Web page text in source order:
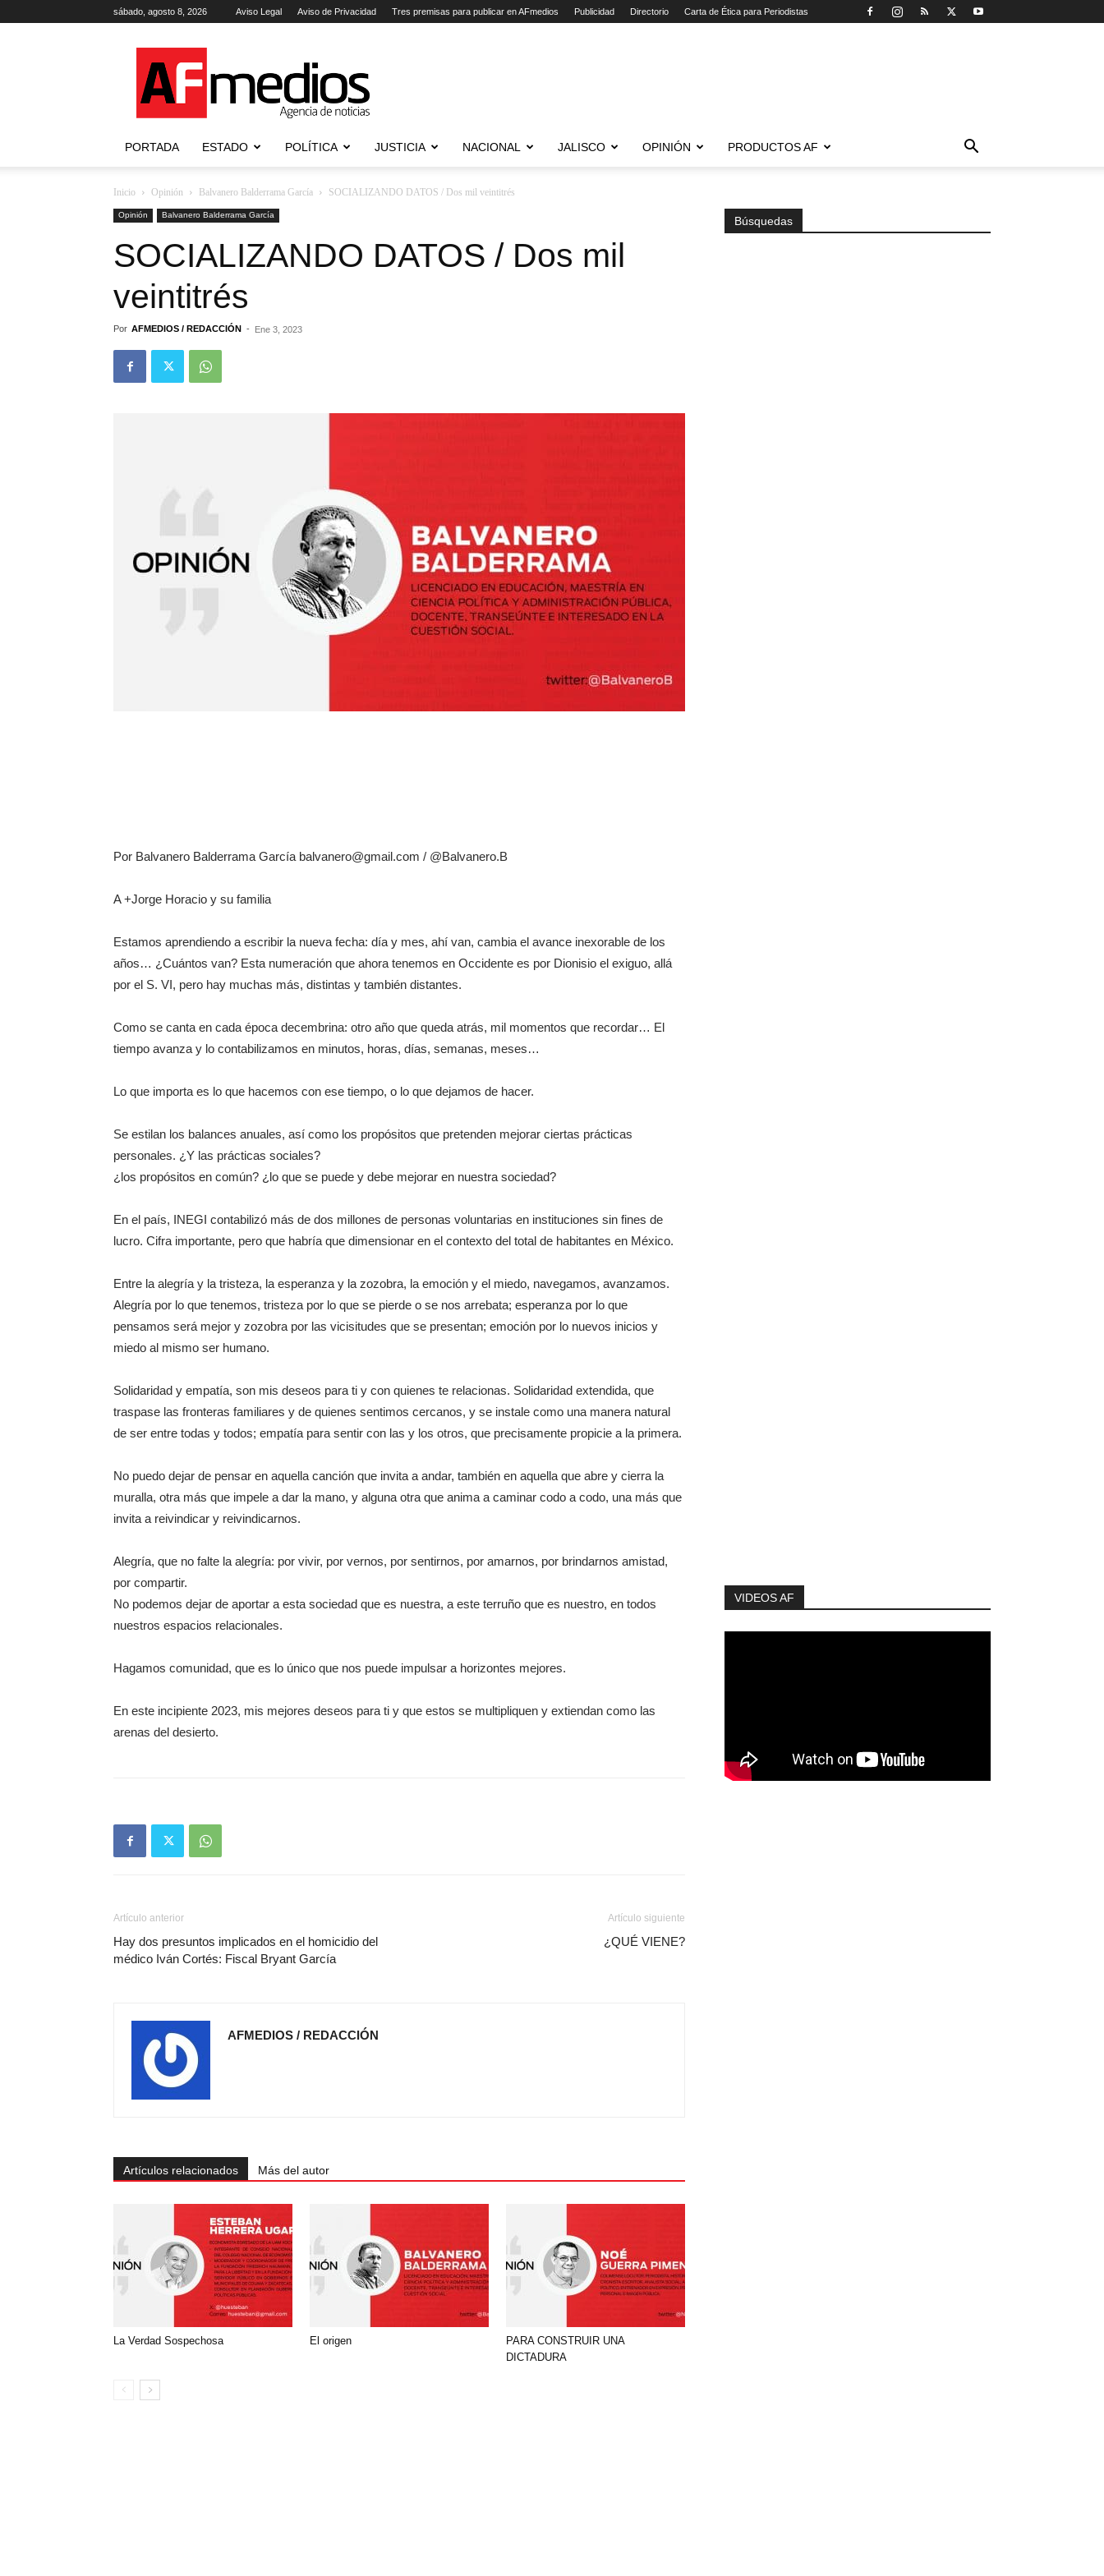
sábado, agosto 8, 2026 Aviso Legal Aviso de Privacidad Tres premisas para publicar en AFmedios Publicidad Directorio Carta de Ética para Periodistas
Agencia
de
Noticias
PORTADA ESTADO POLÍTICA JUSTICIA NACIONAL JALISCO OPINIÓN PRODUCTOS AF
Inicio Opinión Balvanero Balderrama García SOCIALIZANDO DATOS / Dos mil veintitrés
Opinión Balvanero Balderrama García
SOCIALIZANDO DATOS / Dos mil
veintitrés
Por AFMEDIOS / REDACCIÓN - Ene 3, 2023
Por Balvanero Balderrama García balvanero@gmail.com / @Balvanero.B
A +Jorge Horacio y su familia
Estamos aprendiendo a escribir la nueva fecha: día y mes, ahí van, cambia el avance inexorable de los
años… ¿Cuántos van? Esta numeración que ahora tenemos en Occidente es por Dionisio el exiguo, allá
por el S. VI, pero hay muchas más, distintas y también distantes.
Como se canta en cada época decembrina: otro año que queda atrás, mil momentos que recordar… El
tiempo avanza y lo contabilizamos en minutos, horas, días, semanas, meses…
Lo que importa es lo que hacemos con ese tiempo, o lo que dejamos de hacer.
Se estilan los balances anuales, así como los propósitos que pretenden mejorar ciertas prácticas
personales. ¿Y las prácticas sociales?
¿los propósitos en común? ¿lo que se puede y debe mejorar en nuestra sociedad?
En el país, INEGI contabilizó más de dos millones de personas voluntarias en instituciones sin fines de
lucro. Cifra importante, pero que habría que dimensionar en el contexto del total de habitantes en México.
Entre la alegría y la tristeza, la esperanza y la zozobra, la emoción y el miedo, navegamos, avanzamos.
Alegría por lo que tenemos, tristeza por lo que se pierde o se nos arrebata; esperanza por lo que
pensamos será mejor y zozobra por las vicisitudes que se presentan; emoción por lo nuevos inicios y
miedo al mismo ser humano.
Solidaridad y empatía, son mis deseos para ti y con quienes te relacionas. Solidaridad extendida, que
traspase las fronteras familiares y de quienes sentimos cercanos, y se instale como una manera natural
de ser entre todas y todos; empatía para sentir con las y los otros, que precisamente propicie a la primera.
No puedo dejar de pensar en aquella canción que invita a andar, también en aquella que abre y cierra la
muralla, otra más que impele a dar la mano, y alguna otra que anima a caminar codo a codo, una más que
invita a reivindicar y reivindicarnos.
Alegría, que no falte la alegría: por vivir, por vernos, por sentirnos, por amarnos, por brindarnos amistad,
por compartir.
No podemos dejar de aportar a esta sociedad que es nuestra, a este terruño que es nuestro, en todos
nuestros espacios relacionales.
Hagamos comunidad, que es lo único que nos puede impulsar a horizontes mejores.
En este incipiente 2023, mis mejores deseos para ti y que estos se multipliquen y extiendan como las
arenas del desierto.
Artículo anterior
Hay dos presuntos implicados en el homicidio del
médico Iván Cortés: Fiscal Bryant García
Artículo siguiente
¿QUÉ VIENE?
AFMEDIOS / REDACCIÓN
Artículos relacionados Más del autor
La Verdad Sospechosa El origen
PARA CONSTRUIR UNA
DICTADURA
Búsquedas
VIDEOS AF